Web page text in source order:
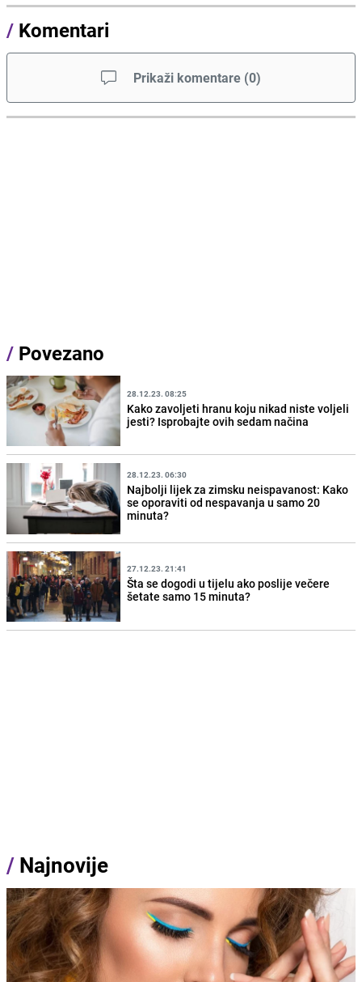
/ Komentari
Prikaži komentare (0)
/ Povezano
28.12.23. 08:25
Kako zavoljeti hranu koju nikad niste voljeli
jesti? Isprobajte ovih sedam načina
28.12.23. 06:30
Najbolji lijek za zimsku neispavanost: Kako
se oporaviti od nespavanja u samo 20
minuta?
27.12.23. 21:41
Šta se dogodi u tijelu ako poslije večere
šetate samo 15 minuta?
/ Najnovije